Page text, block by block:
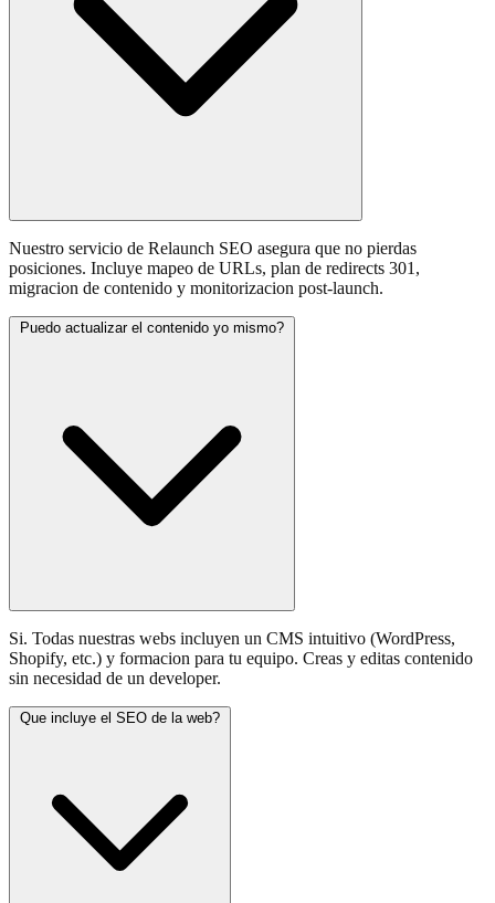
Nuestro servicio de Relaunch SEO asegura que no pierdas
posiciones. Incluye mapeo de URLs, plan de redirects 301,
migracion de contenido y monitorizacion post-launch.
Puedo actualizar el contenido yo mismo?
Si. Todas nuestras webs incluyen un CMS intuitivo (WordPress,
Shopify, etc.) y formacion para tu equipo. Creas y editas contenido
sin necesidad de un developer.
Que incluye el SEO de la web?